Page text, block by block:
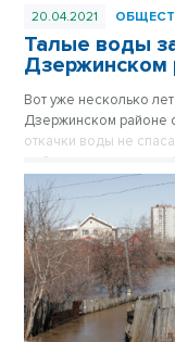
20.04.2021
Талые воды
Дзержинском
Вот уже несколько
Дзержинском районе
откачки воды не
собственные насосы.